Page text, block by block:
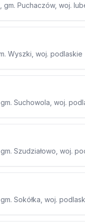
gm. Puchaczów, woj.
Wyszki, woj. podlaskie
Suchowola, woj.
Szudziałowo, woj.
Sokółka, woj.